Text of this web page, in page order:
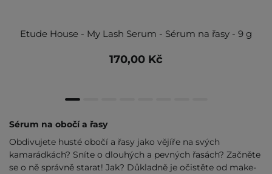
Etude House - My Lash Serum - Sérum na řasy - 9 g
170,00 Kč
Sérum na obočí a řasy
Obdivujete husté obočí a řasy jako vějíře na svých
kamarádkách? Sníte o dlouhých a pevných řasách? Začněte
se o ně správně starat! Jak? Důkladně je očistěte od make-